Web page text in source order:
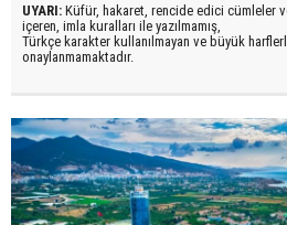
UYARI: Küfür, hakaret, rencide edici cümleler
içeren, imla kuralları ile yazılmamış,
Türkçe karakter kullanılmayan ve büyük
onaylanmamaktadır.